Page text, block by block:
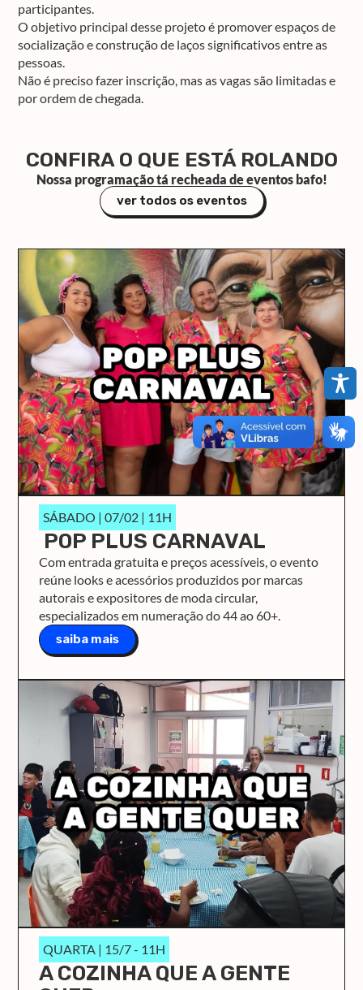
participantes.
O objetivo principal desse projeto é promover espaços de
socialização e construção de laços significativos entre as
pessoas.
Não é preciso fazer inscrição, mas as vagas são limitadas e
por ordem de chegada.
CONFIRA O QUE ESTÁ ROLANDO
Nossa programação tá recheada de eventos bafo!
ver todos os eventos
SÁBADO | 07/02 | 11H
POP PLUS CARNAVAL
Com entrada gratuita e preços acessíveis, o evento
reúne looks e acessórios produzidos por marcas
autorais e expositores de moda circular,
especializados em numeração do 44 ao 60+.
saiba mais
QUARTA | 15/7 - 11H
A COZINHA QUE A GENTE